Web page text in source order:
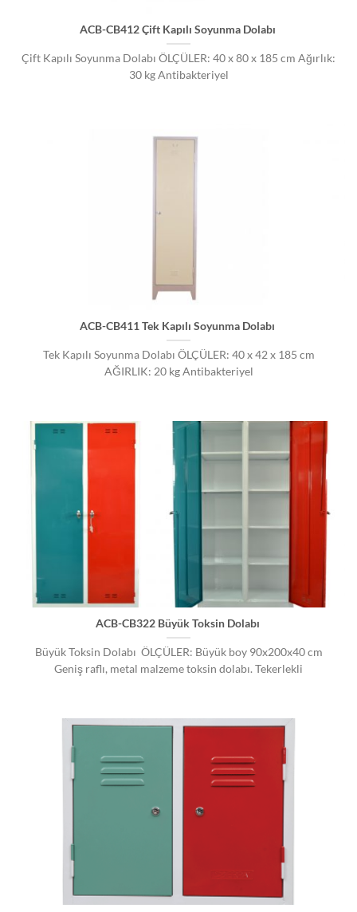
ACB-CB412 Çift Kapılı Soyunma Dolabı
Çift Kapılı Soyunma Dolabı ÖLÇÜLER: 40 x 80 x 185 cm Ağırlık:
30 kg Antibakteriyel
ACB-CB411 Tek Kapılı Soyunma Dolabı
Tek Kapılı Soyunma Dolabı ÖLÇÜLER: 40 x 42 x 185 cm
AĞIRLIK: 20 kg Antibakteriyel
ACB-CB322 Büyük Toksin Dolabı
Büyük Toksin Dolabı ÖLÇÜLER: Büyük boy 90x200x40 cm
Geniş raflı, metal malzeme toksin dolabı. Tekerlekli